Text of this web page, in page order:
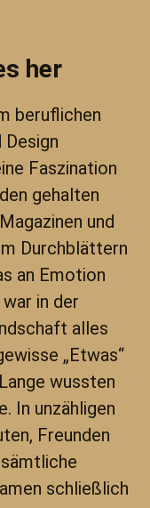
her
beruflichen
Faszination
gehalten
und
Durchblättern
an Emotion
in der
alles
„Etwas“
wussten
In unzähligen
Freunden
schließlich